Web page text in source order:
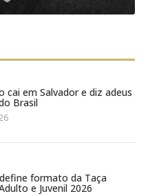
cai em Salvador e diz adeus
Brasil
formato da Taça
e Juvenil 2026